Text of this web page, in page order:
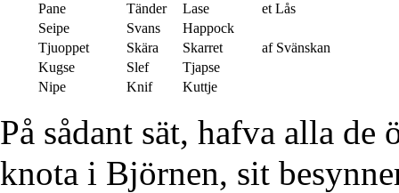
Pane
Tänder Lase
et Lås
Seipe
Svans
Happock
Tjuoppet
Skära Skarret
af Svänskan
Kugse
Slef
Tjapse
Nipe
Knif Kuttje
På sådant sät, hafva alla
knota i Björnen, sit